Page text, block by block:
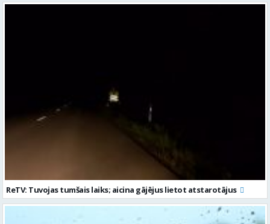
ReTV: Tuvojas tumšais laiks; aicina gājējus lietot atstarotājus